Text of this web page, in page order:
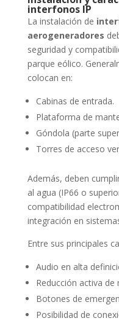
interfonos IP
La instalación de
aerogeneradores
seguridad y
parque eólico.
colocan en:
Cabinas de entrada.
Plataforma de
Góndola (parte
Torres de acceso
Además, deben
al agua (IP66 o
compatibilidad
integración en
Entre sus principales
Audio en alta
Reducción activa de
Botones de
Posibilidad de